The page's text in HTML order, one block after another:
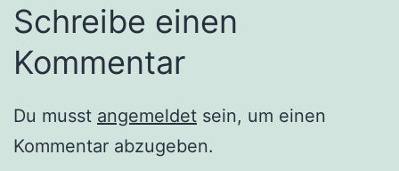
Schreibe einen
Kommentar
Du musst angemeldet sein, um einen
Kommentar abzugeben.